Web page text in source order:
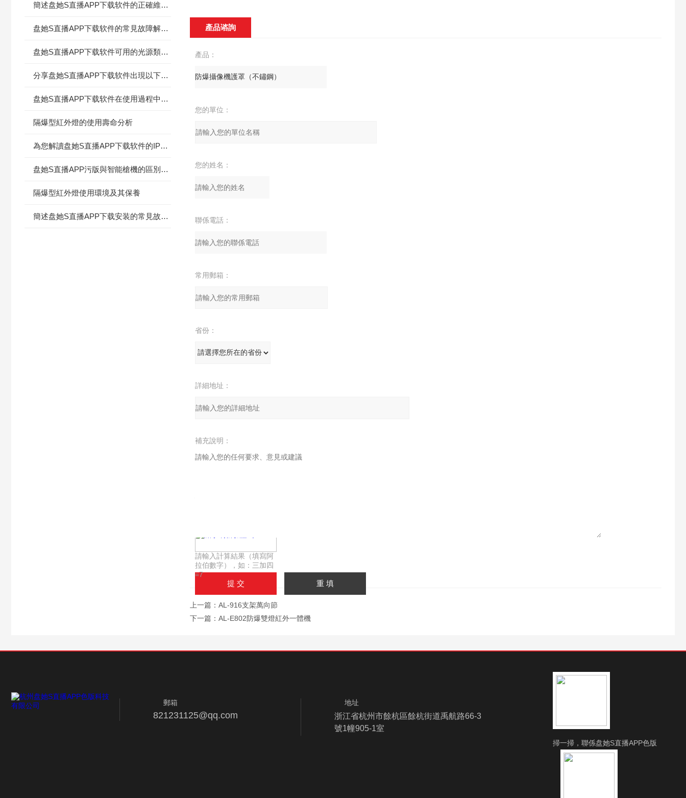
簡述盘她S直播APP下载软件的正確維護保養方法
盘她S直播APP下载软件的常見故障解決方法介紹
盘她S直播APP下载软件可用的光源類型介紹
分享盘她S直播APP下载软件出現以下問題的解決方法
盘她S直播APP下载软件在使用過程中出現以下問題時的處理方法分享
隔爆型紅外燈的使用壽命分析
為您解讀盘她S直播APP下载软件的IP是何意義
盘她S直播APP污版與智能槍機的區別分析
隔爆型紅外燈使用環境及其保養
簡述盘她S直播APP下载安装的常見故障相應解決方法
產品谘詢
產品：
您的單位：
您的姓名：
聯係電話：
常用郵箱：
省份：
詳細地址：
補充說明：
請輸入計算結果（填寫阿
拉伯數字），如：三加四
=7
上一篇：AL-916支架萬向節
下一篇：AL-E802防爆雙燈紅外一體機
郵箱
821231125@qq.com
地址
浙江省杭州市餘杭區餘杭街道禹航路66-3
號1幢905-1室
掃一掃，聯係盘她S直播APP色版